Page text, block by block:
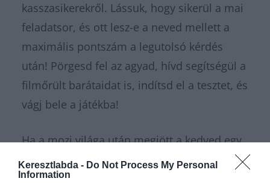
Keresztlabda - Do Not Process My Personal
Information
kasszasikerekről. Lássuk, hogy sikerül a mai
feladatsor, és ott lesz-e a neved mellett a
maximális pontszám a legutolsó kérdés
után! Pörgesd fel az agyad, hívd segítségül a
filmőrült barátaidat is, indítsd el a tesztet, és
vágj bele a játékba!
Ha a mozi világa után megjött a kedved egy
egészen más témájú játékhoz is, látogass el
aKeresztlabda Tudáspróba rovat